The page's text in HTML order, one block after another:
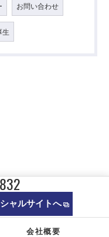
お問い合わせ
生
ャルサイトへ
会社概要